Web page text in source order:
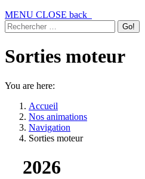
MENU CLOSE back
Sorties moteur
You are here:
Accueil
Nos animations
Navigation
Sorties moteur
2026